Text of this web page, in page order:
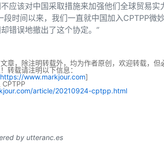
应该对中国采取措施来加强他们全球贸易实
段时间以来，我们一直就中国加入CPTPP
错误地撤出了这个协定。”
章，除注明转载外，均为作者原创，欢迎转载，但
转载请注明以下信息：
https://www.markjour.com]
CPTPP
article/20210924-cptpp.html